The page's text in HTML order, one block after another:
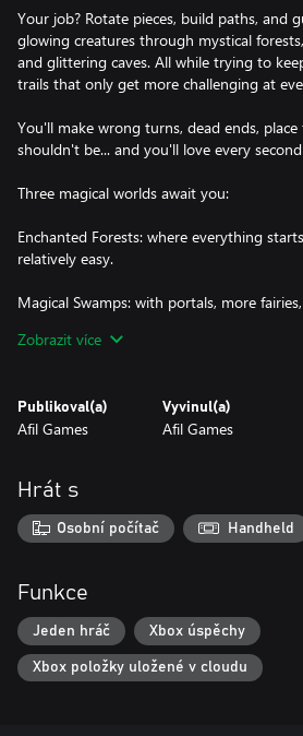
Your job? Rotate pieces, build paths, and
glowing creatures through mystical
and glittering caves. All while trying to
trails that only get more challenging at
You'll make wrong turns, dead ends,
shouldn't be... and you'll love every
Three magical worlds await you:
Enchanted Forests: where everything
relatively easy.
Magical Swamps: with portals, more
30 levels full of logic, strategy, and pure
Rotate pieces. Redo paths. Collect
in the enchantment.
Magic has never been so confusingly fun.
Zobrazit více
Publikoval(a)
Afil Games
Vyvinul(a)
Afil Games
Hrát s
Osobní počítač Handheld
Funkce
Jeden hráč Xbox úspěchy
Xbox položky uložené v cloudu